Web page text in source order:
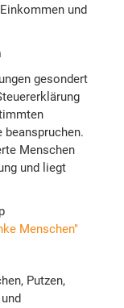
und
gesondert
beanspruchen.
Menschen
und liegt
Menschen"
Putzen,